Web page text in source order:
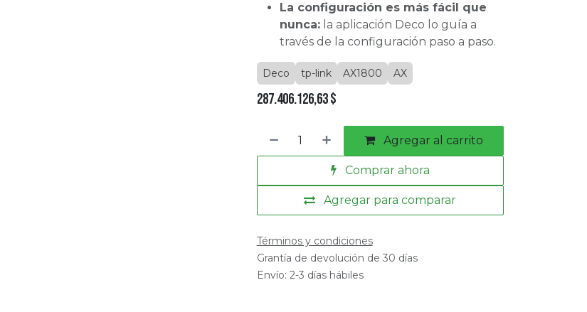
La configuración es más fácil que
nunca:la aplicación Deco lo guía a
través de la configuración paso a paso.
Deco tp-link AX1800 AX
287.406.126,63$
Agregar al carrito
Comprar ahora
Agregar para comparar
Términos y condiciones
Grantía de devolución de 30 días
Envío: 2-3 días hábiles